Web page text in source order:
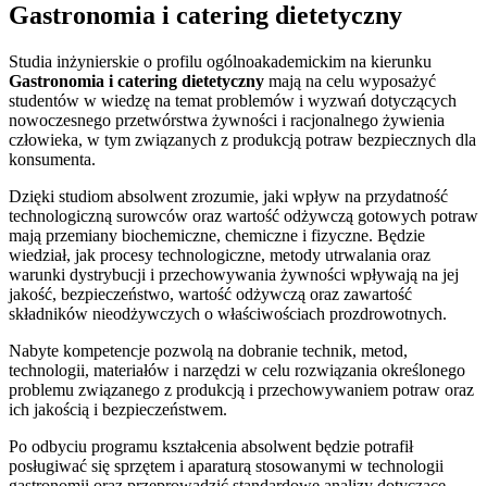
Gastronomia i catering dietetyczny
Studia inżynierskie o profilu ogólnoakademickim na kierunku
Gastronomia i catering dietetyczny mają na celu wyposażyć
studentów w wiedzę na temat problemów i wyzwań dotyczących
nowoczesnego przetwórstwa żywności i racjonalnego żywienia
człowieka, w tym związanych z produkcją potraw bezpiecznych dla
konsumenta.
Dzięki studiom absolwent zrozumie, jaki wpływ na przydatność
technologiczną surowców oraz wartość odżywczą gotowych potraw
mają przemiany biochemiczne, chemiczne i fizyczne. Będzie
wiedział, jak procesy technologiczne, metody utrwalania oraz
warunki dystrybucji i przechowywania żywności wpływają na jej
jakość, bezpieczeństwo, wartość odżywczą oraz zawartość
składników nieodżywczych o właściwościach prozdrowotnych.
Nabyte kompetencje pozwolą na dobranie technik, metod,
technologii, materiałów i narzędzi w celu rozwiązania określonego
problemu związanego z produkcją i przechowywaniem potraw oraz
ich jakością i bezpieczeństwem.
Po odbyciu programu kształcenia absolwent będzie potrafił
posługiwać się sprzętem i aparaturą stosowanymi w technologii